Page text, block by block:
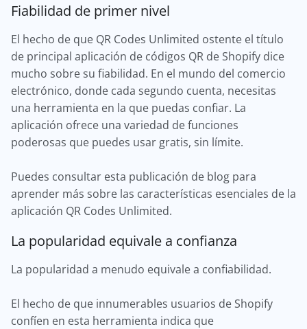
Fiabilidad de primer nivel
El hecho de que QR Codes Unlimited ostente el título
de principal aplicación de códigos QR de Shopify dice
mucho sobre su fiabilidad. En el mundo del comercio
electrónico, donde cada segundo cuenta, necesitas
una herramienta en la que puedas confiar. La
aplicación ofrece una variedad de funciones
poderosas que puedes usar gratis, sin límite.
Puedes consultar esta publicación de blog para
aprender más sobre las características esenciales de la
aplicación QR Codes Unlimited.
La popularidad equivale a confianza
La popularidad a menudo equivale a confiabilidad.
El hecho de que innumerables usuarios de Shopify
confíen en esta herramienta indica que